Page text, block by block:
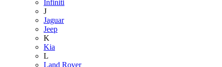
Infiniti
J
Jaguar
Jeep
K
Kia
L
Land Rover